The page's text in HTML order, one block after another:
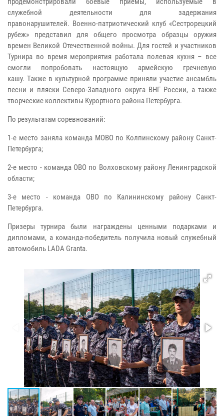
служебной деятельности для задержания
правонарушителей. Военно-патриотический клуб «Сестрорецкий
рубеж» представил для общего просмотра образцы оружия
времен Великой Отечественной войны.Для гостей и участников
Турнира во время мероприятия работала полевая кухня – все
смогли попробовать настоящую армейскую гречневую
кашу. Также в культурной программе приняли участие ансамбль
песни и пляски Северо-Западного округа ВНГ России, а также
творческие коллективы Курортного района Петербурга.
По результатам соревнований:
1-е место заняла команда МОВО по Колпинскому району Санкт-
Петербурга;
2-е место - команда ОВО по Волховскому району Ленинградской
области;
3-е место - команда ОВО по Калининскому району Санкт-
Петербурга.
Призеры турнира были награждены ценными подарками и
дипломами, а команда-победитель получила новый служебный
автомобиль LADA Granta.